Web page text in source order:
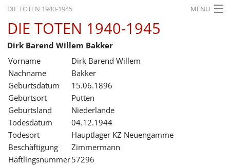
DIE TOTEN 1940-1945 MENU
STARTSEITE
AKTUELLES
AUSSTELLUNGEN
GESCHICHTE
BILDUNG
FORSCHUNG
SERVICE
DIE TOTEN 1940-1945
Dirk Barend Willem Bakker
Vorname
Dirk Barend Willem
Nachname
Bakker
Geburtsdatum
15.06.1896
Geburtsort
Putten
Geburtsland
Niederlande
Todesdatum
04.12.1944
Todesort
Hauptlager KZ Neuengamme
Beschäftigung
Zimmermann
Häftlingsnummer57296